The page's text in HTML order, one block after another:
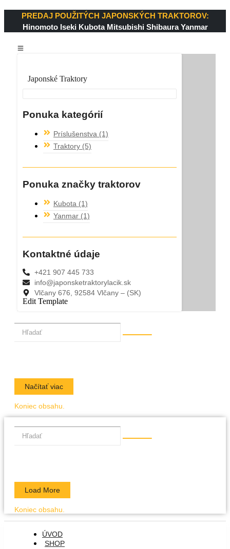
PREDAJ POUŽITÝCH JAPONSKÝCH TRAKTOROV:
Hinomoto Iseki Kubota Mitsubishi ShibauraYanmar
Japonské Traktory
Ponuka kategórií
Príslušenstva (1)
Traktory (5)
Ponuka značky traktorov
Kubota (1)
Yanmar (1)
Kontaktné údaje
+421 907 445 733
info@japonsketraktorylacik.sk
Vlčany 676, 92584 Vlčany – (SK)
Edit Template
Načítať viac
Koniec obsahu.
Load More
Koniec obsahu.
ÚVOD
SHOP